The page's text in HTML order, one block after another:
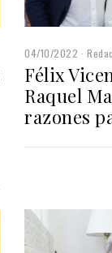
04/10/2022
Félix
Raquel
razones